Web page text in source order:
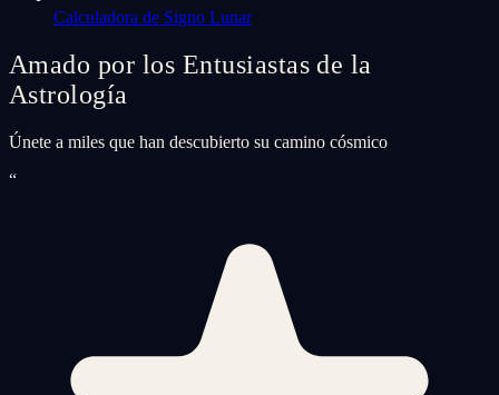
Calculadora de Signo Lunar
Amado por los Entusiastas de la
Astrología
Únete a miles que han descubierto su camino cósmico
“